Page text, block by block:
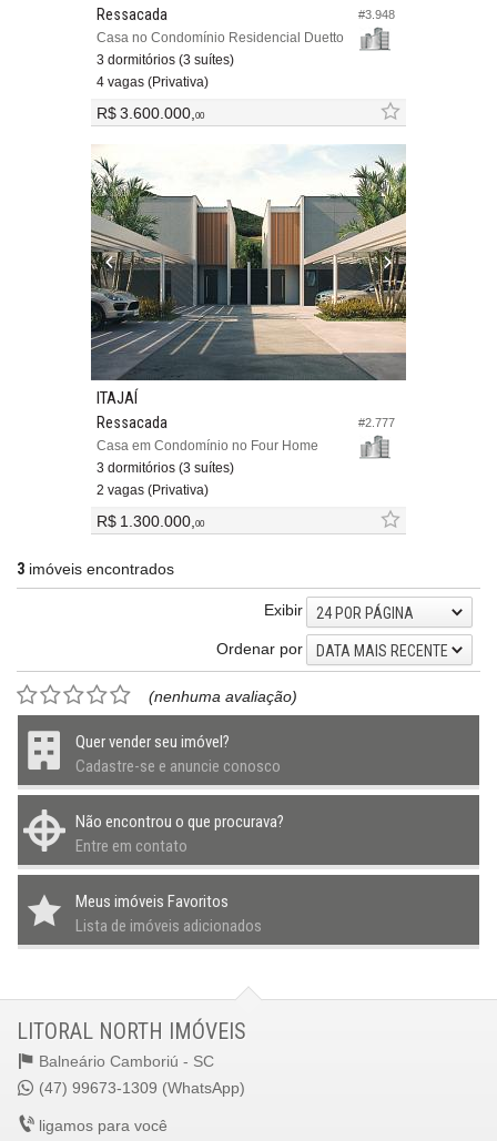
#3.948
Ressacada
Casa no Condomínio Residencial Duetto
3 dormitórios (3 suítes)
4 vagas (Privativa)
R$ 3.600.000,00
#2.777
ITAJAÍ
Ressacada
Casa em Condomínio no Four Home
3 dormitórios (3 suítes)
2 vagas (Privativa)
R$ 1.300.000,00
3 imóveis encontrados
Exibir
24 POR PÁGINA
Ordenar por
DATA MAIS RECENTE
(nenhuma avaliação)
Quer vender seu imóvel?
Cadastre-se e anuncie conosco
Não encontrou o que procurava?
Entre em contato
Meus imóveis Favoritos
Lista de imóveis adicionados
LITORAL NORTH IMÓVEIS
Balneário Camboriú - SC
(47) 99673-1309 (WhatsApp)
ligamos para você